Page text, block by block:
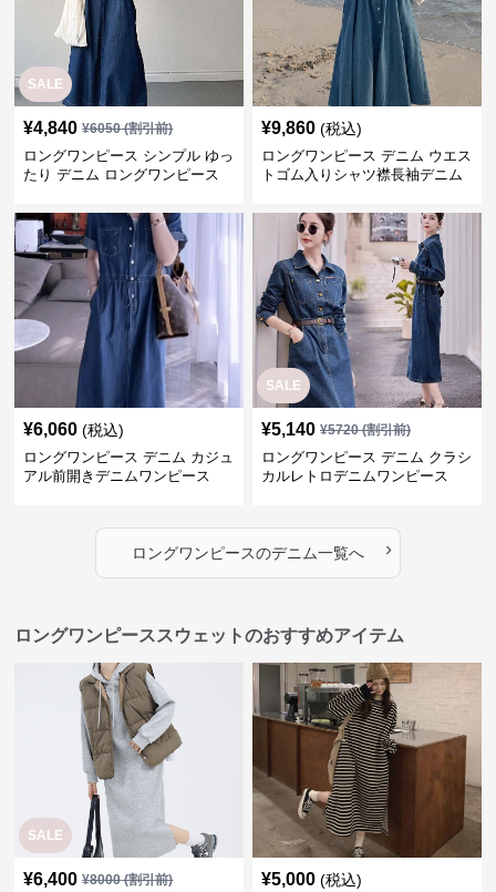
SALE
¥4,840 ¥6050(割引前)
ロングワンピース シンプル ゆっ
たり デニム ロングワンピース
¥9,860 (税込)
ロングワンピース デニム ウエス
トゴム入りシャツ襟長袖デニム
¥6,060 (税込)
ロングワンピース デニム カジュ
アル前開きデニムワンピース
SALE
¥5,140 ¥5720(割引前)
ロングワンピース デニム クラシ
カルレトロデニムワンピース
ロングワンピースのデニム一覧へ ›
ロングワンピーススウェットのおすすめアイテム
SALE
¥6,400 ¥8000(割引前) ¥5,000 (税込)